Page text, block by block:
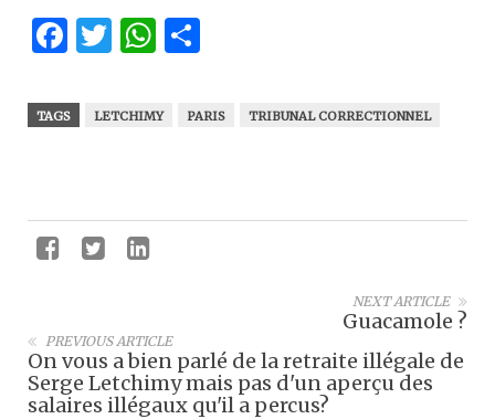
Facebook
Twitter
WhatsApp
TAGS LETCHIMY PARIS TRIBUNAL CORRECTIONNEL
NEXT ARTICLE
Guacamole ?
PREVIOUS ARTICLE
On vous a bien parlé de la retraite illégale de
Serge Letchimy mais pas d'un aperçu des
salaires illégaux qu'il a percus?